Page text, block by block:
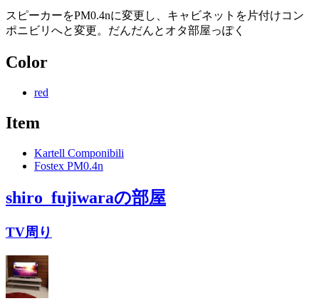
スピーカーをPM0.4nに変更し、キャビネットを片付けコン
ポニビリへと変更。だんだんとオタ部屋っぽく
Color
red
Item
Kartell Componibili
Fostex PM0.4n
shiro_fujiwaraの部屋
TV周り